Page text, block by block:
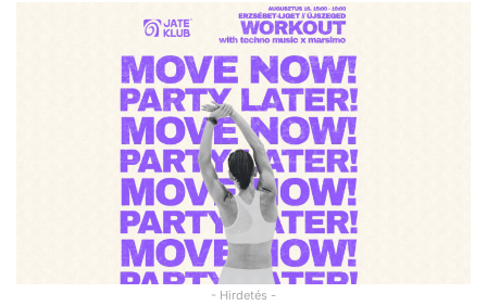
- Hirdetés -